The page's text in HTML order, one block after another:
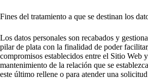
Fines del tratamiento a que se destinan los
Los datos personales son recabados y
pilar de plata con la finalidad de poder
compromisos establecidos entre el Sitio Web
mantenimiento de la relación que se
este último rellene o para atender una